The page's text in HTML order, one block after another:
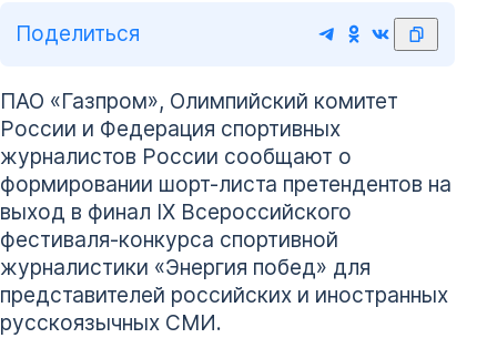
Поделиться
ПАО «Газпром», Олимпийский комитет
России и Федерация спортивных
журналистов России сообщают о
формировании шорт-листа претендентов на
выход в финал IX Всероссийского
фестиваля-конкурса спортивной
журналистики «Энергия побед» для
представителей российских и иностранных
русскоязычных СМИ.